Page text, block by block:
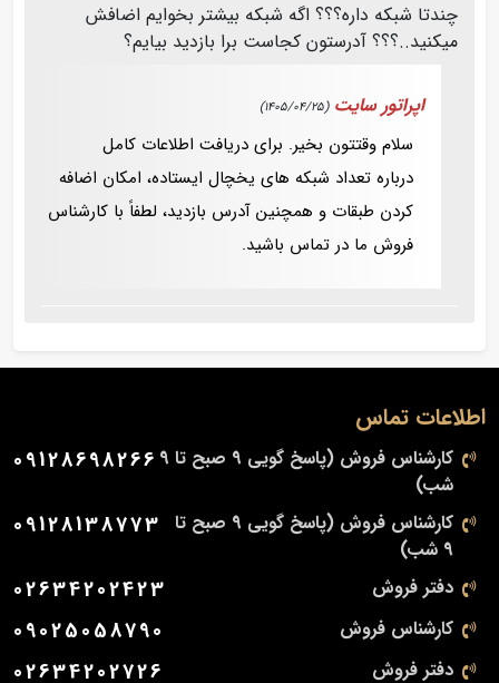
چندتا شبکه داره؟؟؟ اگه شبکه بیشتر بخوایم اضافش
میکنید..؟؟؟ آدرستون کجاست برا بازدید بیایم؟
اپراتور سایت (1405/04/25)
سلام وقتتون بخیر. برای دریافت اطلاعات کامل
درباره تعداد شبکه‌ های یخچال ایستاده، امکان اضافه
کردن طبقات و همچنین آدرس بازدید، لطفاً با کارشناس
فروش ما در تماس باشید.
اطلاعات تماس
کارشناس فروش (پاسخ گویی 9 صبح تا 9
شب)
09128698266
کارشناس فروش (پاسخ گویی 9 صبح تا
9 شب)
09128138773
دفتر فروش 02634202423
کارشناس فروش 09025058790
دفتر فروش 02634202726